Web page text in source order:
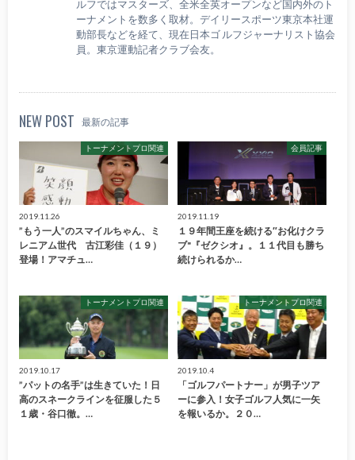
ルフではマスターズ、全米全英オープンなど国内外のト
ーナメントを数多く取材。デイリースポーツ東京本社運
動部長などを経て、現在日本ゴ ルフジャーナリスト協会
員。東京運動記者クラブ会友。
NEW POST 最新の記事
トーナメントプロ関連
2019.11.26
”もう一人”のスマイルちゃん、ミ
レニアム世代 古江彩佳（１９）
登場！アマチュ…
会員記事
2019.11.19
１９年間王座を続ける″お化けクラ
ブ"『ゼクシオ』。１１代目も勝ち
続けられるか…
トーナメントプロ関連
2019.10.17
”パットの名手”は生きていた！日
高のスネークラインを征服した５
１歳・谷口徹。…
トーナメントプロ関連
2019.10.4
「ゴルフパートナー」が男子ツア
ーに参入！女子ゴルフ人気に一矢
を報いるか。２０…